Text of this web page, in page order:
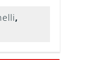
,